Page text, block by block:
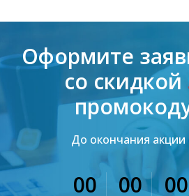
Оформите
со скидкой
До окончания акции
00 00 00